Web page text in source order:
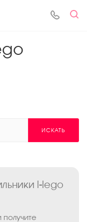
ИСКАТЬ
l-lego